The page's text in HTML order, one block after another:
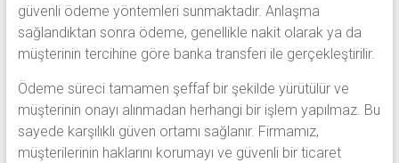
güvenli ödeme yöntemleri sunmaktadır. Anlaşma
sağlandıktan sonra ödeme, genellikle nakit olarak ya da
müşterinin tercihine göre banka transferi ile gerçekleştirilir.
Ödeme süreci tamamen şeffaf bir şekilde yürütülür ve
müşterinin onayı alınmadan herhangi bir işlem yapılmaz. Bu
sayede karşılıklı güven ortamı sağlanır. Firmamız,
müşterilerinin haklarını korumayı ve güvenli bir ticaret